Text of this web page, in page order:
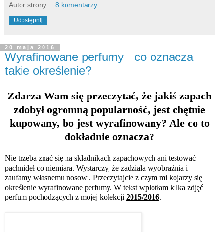
Autor strony 8 komentarzy:
Udostępnij
20 maja 2016
Wyrafinowane perfumy - co oznacza
takie określenie?
Zdarza Wam się przeczytać, że jakiś zapach
zdobył ogromną popularność, jest chętnie
kupowany, bo jest wyrafinowany? Ale co to
dokładnie oznacza?
Nie trzeba znać się na składnikach zapachowych ani testować
pachnideł co niemiara. Wystarczy, że zadziała wyobraźnia i
zaufamy własnemu nosowi. Przeczytajcie z czym mi kojarzy się
określenie wyrafinowane perfumy. W tekst wplotłam kilka zdjęć
perfum pochodzących z mojej kolekcji 2015/2016.